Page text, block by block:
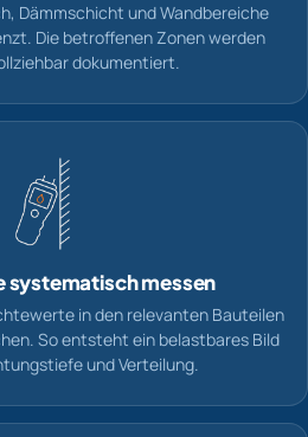
Dämmschicht und Wandbereiche
Die betroffenen Zonen werden
dokumentiert.
systematisch messen
in den relevanten Bauteilen
So entsteht ein belastbares Bild
und Verteilung.